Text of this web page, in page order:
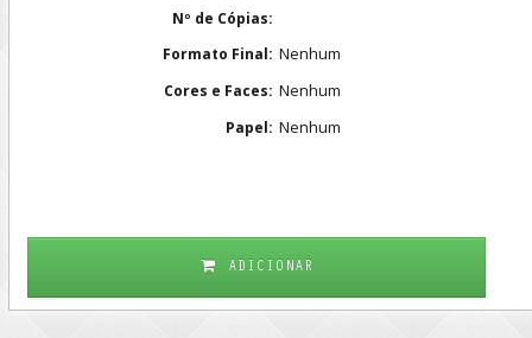
Nº de Cópias:
Formato Final: Nenhum
Cores e Faces: Nenhum
Papel: Nenhum
ADICIONAR